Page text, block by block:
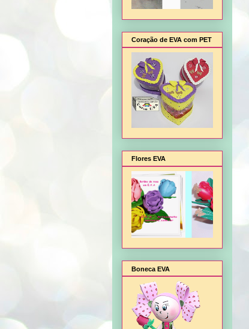
Coração de EVA com PET
Flores EVA
Boneca EVA